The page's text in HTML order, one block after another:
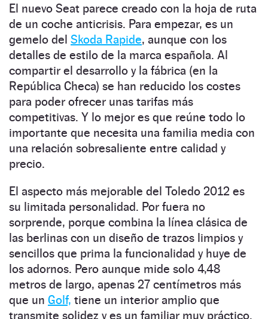
El nuevo Seat parece creado con la hoja de ruta
de un coche anticrisis. Para empezar, es un
gemelo del Skoda Rapide, aunque con los
detalles de estilo de la marca española. Al
compartir el desarrollo y la fábrica (en la
República Checa) se han reducido los costes
para poder ofrecer unas tarifas más
competitivas. Y lo mejor es que reúne todo lo
importante que necesita una familia media con
una relación sobresaliente entre calidad y
precio.
El aspecto más mejorable del Toledo 2012 es
su limitada personalidad. Por fuera no
sorprende, porque combina la línea clásica de
las berlinas con un diseño de trazos limpios y
sencillos que prima la funcionalidad y huye de
los adornos. Pero aunque mide solo 4,48
metros de largo, apenas 27 centímetros más
que un Golf, tiene un interior amplio que
transmite solidez y es un familiar muy práctico.